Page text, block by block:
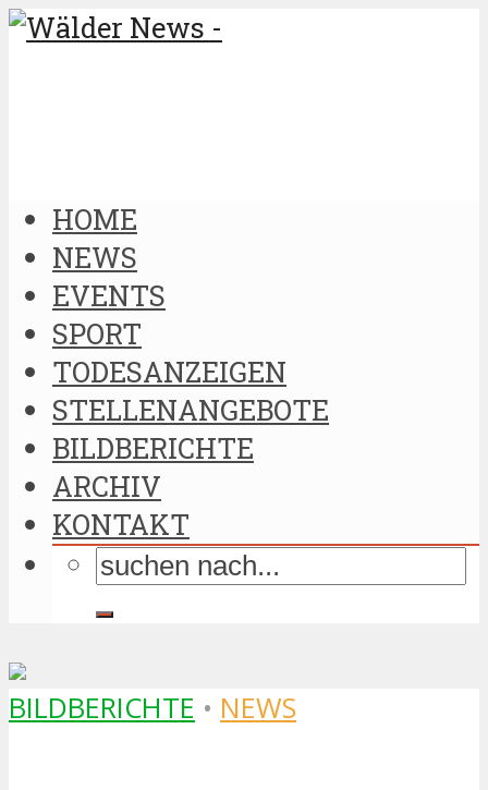
HOME
NEWS
EVENTS
SPORT
TODESANZEIGEN
STELLENANGEBOTE
BILDBERICHTE
ARCHIV
KONTAKT
BILDBERICHTE • NEWS